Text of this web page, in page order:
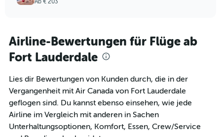
Ab € 203
Airline-Bewertungen für Flüge ab
Fort Lauderdale
Lies dir Bewertungen von Kunden durch, die in der
Vergangenheit mit Air Canada von Fort Lauderdale
geflogen sind. Du kannst ebenso einsehen, wie jede
Airline im Vergleich mit anderen in Sachen
Unterhaltungsoptionen, Komfort, Essen, Crew/Service